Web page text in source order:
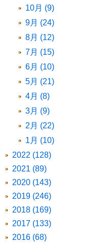
10月 (9)
9月 (24)
8月 (12)
7月 (15)
6月 (10)
5月 (21)
4月 (8)
3月 (9)
2月 (22)
1月 (10)
2022 (128)
2021 (89)
2020 (143)
2019 (246)
2018 (169)
2017 (133)
2016 (68)